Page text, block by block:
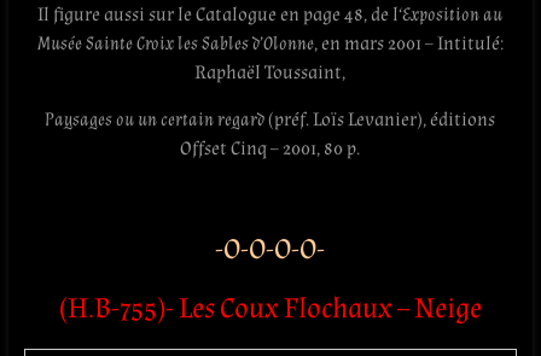
Il figure aussi sur le Catalogue en page 48, de l‘Exposition au
Musée Sainte Croix les Sables d’Olonne, en mars 2001 – Intitulé:
Raphaël Toussaint,
Paysages ou un certain regard(préf. Loïs Levanier), éditions
Offset Cinq – 2001, 80 p.
-O-O-O-O-
(H.B-755)- Les Coux Flochaux – Neige